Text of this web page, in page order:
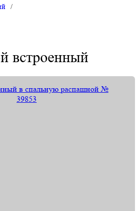
/
встроенный